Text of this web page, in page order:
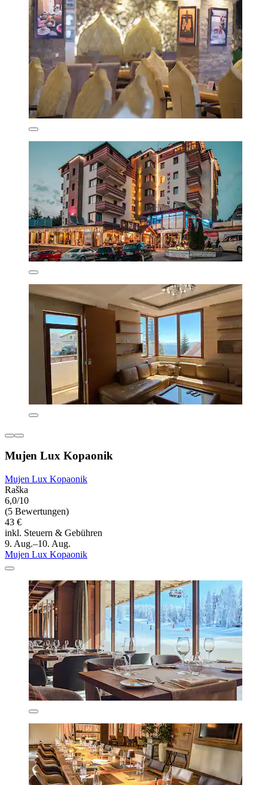
Mujen Lux Kopaonik
Mujen Lux Kopaonik
Raška
6,0/10
(5 Bewertungen)
43 €
inkl. Steuern & Gebühren
9. Aug.–10. Aug.
Mujen Lux Kopaonik